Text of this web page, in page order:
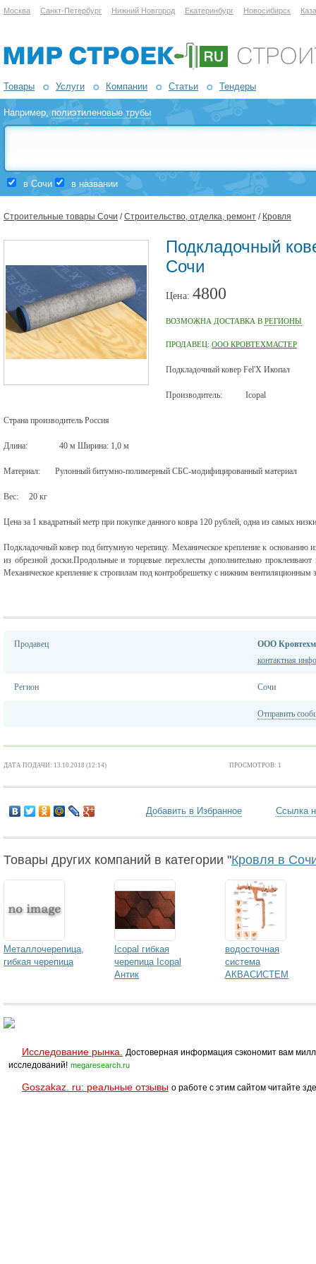
Москва Санкт-Петербург Нижний Новгород Екатеринбург Новосибирск
Товары Услуги Компании Статьи Тендеры
Например,полиэтиленовые трубы
в Сочи в названии
Строительные товары Сочи /Строительство, отделка, ремонт / Кровля
Подкладочный
Сочи
Цена: 4800
ВОЗМОЖНА ДОСТАВКА В РЕГИОНЫ
ПРОДАВЕЦ: ООО КРОВТЕХМАСТЕР
Подкладочный ковер Fel'X Икопал
Производитель: Icopal
Страна производитель Россия
Длина: 40 м Ширина: 1,0 м
Материал: Рулонный битумно-полимерный СБС-модифицированный материал
Вес: 20 кг
Цена за 1 квадратный метр при покупке данного ковра 120 рублей, одна из самых
Подкладочный ковер под битумную черепицу. Механическое крепление к
из обрезной доски.Продольные и торцевые перехлесты дополнительно
Механическое крепление к стропилам под контробрешетку с нижним вентиляционным
Продавец
ООО
контактная
Регион Сочи
Отправить
ДАТА ПОДАЧИ: 13.10.2018 (12:14) ПРОСМОТРОВ: 1
Добавить в Избранное Ссылка
Товары других компаний в категории "Кровля в
Металлочерепица,
гибкая черепица
Icopal гибкая
черепица Icopal
Антик
водосточная
система
АКВАСИСТЕМ
Исследование рынка.
Достоверная информация сэкономит вам
исследований! megaresearch.ru
Goszakaz. ru: реальные отзывы о работе с этим сайтом читайте